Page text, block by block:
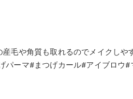
毛や角質も取れるのでメイクしや
パーマ#まつげカール#アイブロウ#